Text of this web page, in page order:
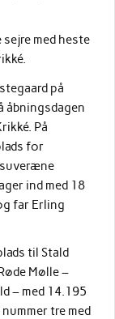
med heste
på
åbningsdagen
På
for
suveræne
ind med 18
far Erling
til Stald
Mølle –
– med 14.195
tre med